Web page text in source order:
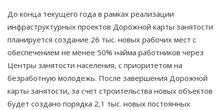
До конца текущего года в рамках реализации
инфраструктурных проектов Дорожной карты занятости
планируется создание 26 тыс. новых рабочих мест с
обеспечением не менее 50% найма работников через
Центры занятости населения, с приоритетом на
безработную молодежь. После завершения Дорожной
карты занятости, за счет строительства новых объектов
будет создано порядка 2,1 тыс. новых постоянных